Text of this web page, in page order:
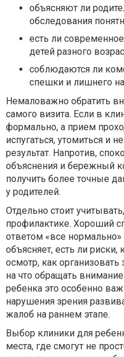
объясняют ли
обследования
есть ли
детей разного
соблюдаются ли
спешки и лишнего
Немаловажно обратить
самого визита. Если в
формально, а прием
испугаться, утомиться и
результат. Напротив,
объяснения и бережный
получить более точные
у родителей.
Отдельно стоит
профилактике. Хороший
ответом «все
объясняет, есть ли
осмотр, как
на что обращать
ребенка это особенно
нарушения зрения
жалоб на раннем этапе.
Выбор клиники для
места, где смогут не